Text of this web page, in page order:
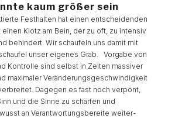
kaum größer sein
Festhalten hat einen entscheidenden
Klotz am Bein, der zu oft, zu intensiv
behindert. Wir schaufeln uns damit mit
unser eigenes Grab. Vorgabe von
Kontrolle sind selbst in Zeiten massiver
maximaler Veränderungsgeschwindigkeit
Dagegen es fast noch verpönt,
und die Sinne zu schärfen und
an Verantwortungsbereite weiter-